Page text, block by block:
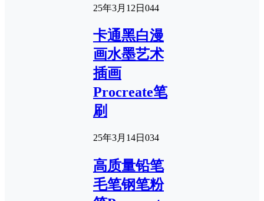
25年3月12日 044
卡通黑白漫
画水墨艺术
插画
Procreate笔
刷
25年3月14日 034
高质量铅笔
毛笔钢笔粉